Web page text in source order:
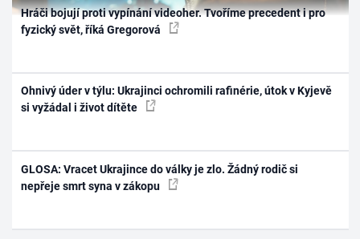
Hráči bojují proti vypínání videoher. Tvoříme precedent i pro
fyzický svět, říká Gregorová
Ohnivý úder v týlu: Ukrajinci ochromili rafinérie, útok v Kyjevě
si vyžádal i život dítěte
GLOSA: Vracet Ukrajince do války je zlo. Žádný rodič si
nepřeje smrt syna v zákopu